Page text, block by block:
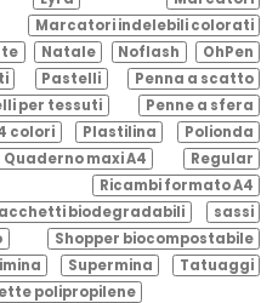
Marcatori indelebili colorati
Natale Noflash
OhPen
Pastelli
Penna a scatto
per tessuti
Penne a sfera
colori Plastilina
Polionda
Quaderno maxi A4
Regular
Ricambi formato A4
biodegradabili
sassi
Shopper biocompostabile
Supermina
Tatuaggi
polipropilene